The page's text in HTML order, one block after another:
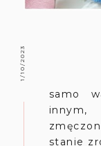
1/10/2023
samo
stanie